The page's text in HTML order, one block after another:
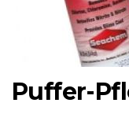
Puffer-